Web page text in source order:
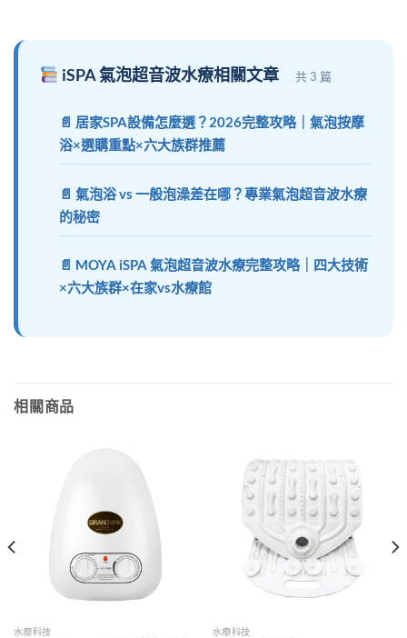
iSPA 氣泡超音波水療相關文章 共 3 篇
居家SPA設備怎麼選？2026完整攻略｜氣泡按摩
浴×選購重點×六大族群推薦
氣泡浴 vs 一般泡澡差在哪？專業氣泡超音波水療
的秘密
MOYA iSPA 氣泡超音波水療完整攻略｜四大技術
×六大族群×在家vs水療館
相關商品
水療科技 水療科技